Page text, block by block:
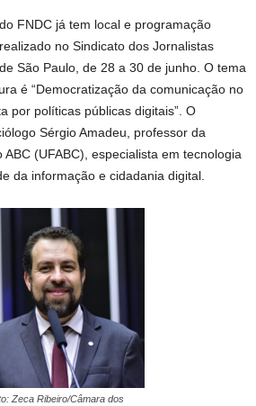
FNDC já tem local e programação
no Sindicato dos Jornalistas
São Paulo, de 28 a 30 de junho. O tema
é “Democratização da comunicação no
por políticas públicas digitais”. O
Sérgio Amadeu, professor da
(UFABC), especialista em tecnologia
da informação e cidadania digital.
Zeca Ribeiro/Câmara dos